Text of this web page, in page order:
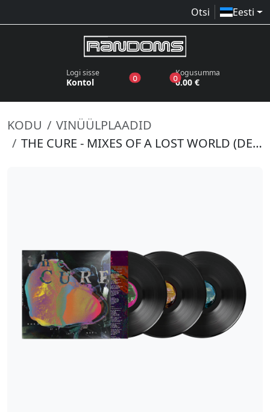
Otsi Eesti
Logi sisse
Kontol 0toodet sooviloendis
0toodet ostukorvis
Kogusumma
0.00 €
KODU
VINÜÜLPLAADID
THE CURE - MIXES OF A LOST WORLD (DELUXE 3LP)